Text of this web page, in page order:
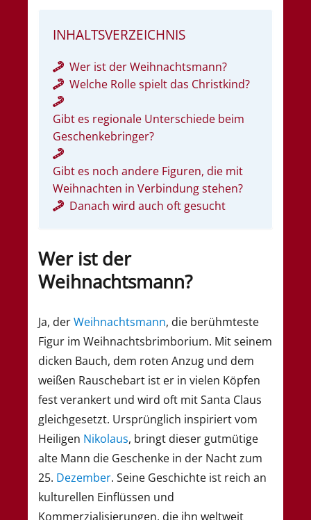
INHALTSVERZEICHNIS
Wer ist der Weihnachtsmann?
Welche Rolle spielt das Christkind?
Gibt es regionale Unterschiede beim
Geschenkebringer?
Gibt es noch andere Figuren, die mit
Weihnachten in Verbindung stehen?
Danach wird auch oft gesucht
Wer ist der
Weihnachtsmann?
Ja, derWeihnachtsmann, die berühmteste
Figur im Weihnachtsbrimborium. Mit seinem
dicken Bauch, dem roten Anzug und dem
weißen Rauschebart ist er in vielen Köpfen
fest verankert und wird oft mit Santa Claus
gleichgesetzt. Ursprünglich inspiriert vom
Heiligen Nikolaus, bringt dieser gutmütige
alte Mann die Geschenke in der Nacht zum
25. Dezember. Seine Geschichte ist reich an
kulturellen Einflüssen und
Kommerzialisierungen, die ihn weltweit